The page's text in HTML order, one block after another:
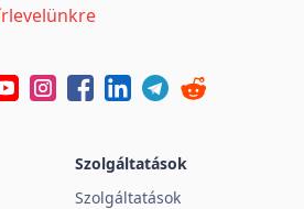
Szolgáltatások
Szolgáltatások